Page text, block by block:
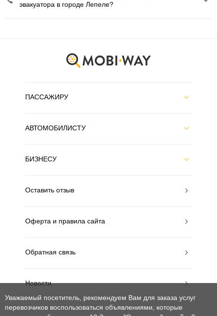
эвакуатора в городе Лепеле?
ПАССАЖИРУ
АВТОМОБИЛИСТУ
БИЗНЕСУ
Оставить отзыв
Оферта и правила сайта
Обратная связь
Новости
Уважаемый посетитель, рекомендуем Вам для заказа услуг
перевозчиков воспользоваться объявлениями, которые